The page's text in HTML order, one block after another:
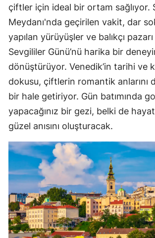
çiftler için ideal bir ortam sağlıyor.
Meydanı'nda geçirilen vakit, dar
yapılan yürüyüşler ve balıkçı
Sevgililer Günü’nü harika bir
dönüştürüyor. Venedik’in tarihi ve
dokusu, çiftlerin romantik anlarını
bir hale getiriyor. Gün batımında
yapacağınız bir gezi, belki de
güzel anısını oluşturacak.